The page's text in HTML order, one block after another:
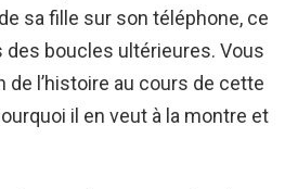
sa fille sur son téléphone, ce
des boucles ultérieures. Vous
l’histoire au cours de cette
il en veut à la montre et